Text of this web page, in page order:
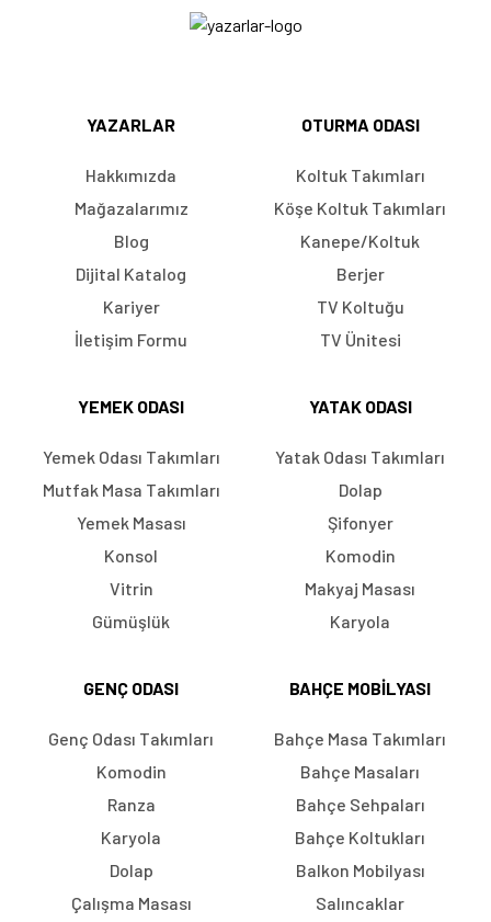
YAZARLAR
Hakkımızda
Mağazalarımız
Blog
Dijital Katalog
Kariyer
İletişim Formu
OTURMA ODASI
Koltuk Takımları
Köşe Koltuk Takımları
Kanepe/Koltuk
Berjer
TV Koltuğu
TV Ünitesi
YEMEK ODASI
Yemek Odası Takımları
Mutfak Masa Takımları
Yemek Masası
Konsol
Vitrin
Gümüşlük
YATAK ODASI
Yatak Odası Takımları
Dolap
Şifonyer
Komodin
Makyaj Masası
Karyola
GENÇ ODASI
Genç Odası Takımları
Komodin
Ranza
Karyola
Dolap
Çalışma Masası
BAHÇE MOBILYASI
Bahçe Masa Takımları
Bahçe Masaları
Bahçe Sehpaları
Bahçe Koltukları
Balkon Mobilyası
Salıncaklar